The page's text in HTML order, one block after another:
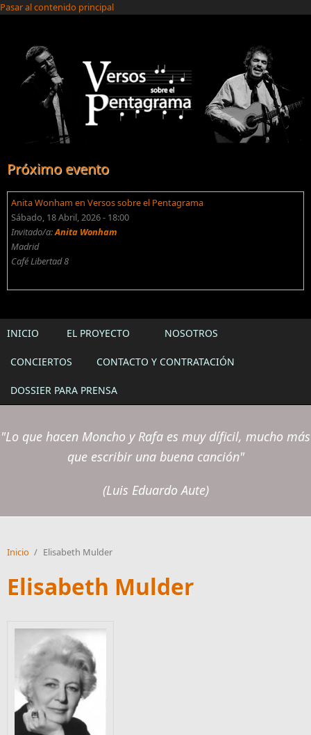
Pasar al contenido principal
Próximo evento
Anita Wonham en Versos sobre el Pentagrama
Sábado, 18 Abril, 2026 - 18:00
Invitado/a:Anita Wonham
Madrid
Café Libertad 8
INICIO EL PROYECTO NOSOTROS
CONCIERTOS CONTACTO Y CONTRATACIÓN
DOSSIER PARA PRENSA
"Lo que hacen Moncho y Rafa es muy díficil, mucho más
que escribir una buena canción"
(Luis Eduardo Aute)
Inicio / Elisabeth Mulder
Elisabeth Mulder